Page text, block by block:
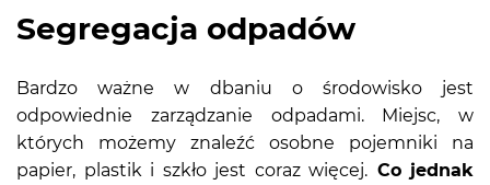
Segregacja odpadów
Bardzo ważne w dbaniu o środowisko jest
odpowiednie zarządzanie odpadami. Miejsc, w
których możemy znaleźć osobne pojemniki na
papier, plastik i szkło jest coraz więcej. Co jednak